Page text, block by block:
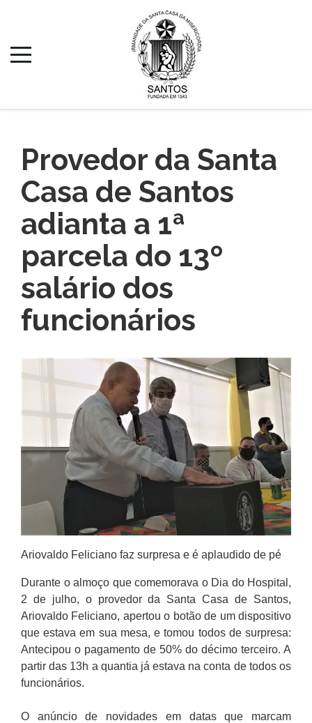
Provedor da Santa
Casa de Santos
adianta a 1ª
parcela do 13º
salário dos
funcionários
Ariovaldo Feliciano faz surpresa e é aplaudido de pé
Durante o almoço que comemorava o Dia do Hospital,
2 de julho, o provedor da Santa Casa de Santos,
Ariovaldo Feliciano, apertou o botão de um dispositivo
que estava em sua mesa, e tomou todos de surpresa:
Antecipou o pagamento de 50% do décimo terceiro. A
partir das 13h a quantia já estava na conta de todos os
funcionários.
O anúncio de novidades em datas que marcam